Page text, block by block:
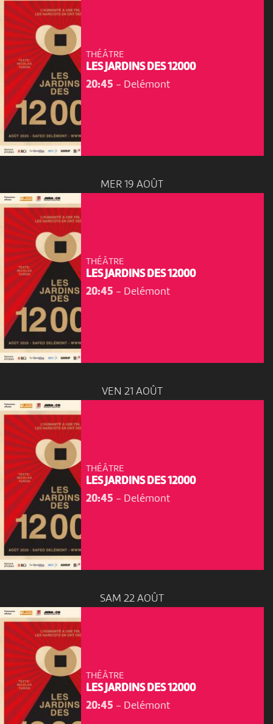
THÉÂTRE
LES JARDINS DES 12000
20:45 - Delémont
MER 19 AOÛT
THÉÂTRE
LES JARDINS DES 12000
20:45 - Delémont
VEN 21 AOÛT
THÉÂTRE
LES JARDINS DES 12000
20:45 - Delémont
SAM 22 AOÛT
THÉÂTRE
LES JARDINS DES 12000
20:45 - Delémont